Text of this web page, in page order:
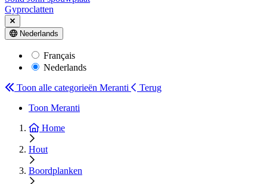
Gyproclatten
Nederlands
Français
Nederlands
Toon alle categorieën Meranti
Terug
Toon Meranti
Home
Hout
Boordplanken